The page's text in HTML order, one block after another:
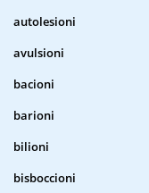
autolesioni
avulsioni
bacioni
barioni
bilioni
bisboccioni